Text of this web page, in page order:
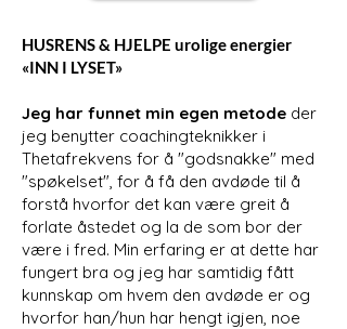
HUSRENS & HJELPE urolige energier
«INN I LYSET»
Jeg har funnet min egen metode der
jeg benytter coachingteknikker i
Thetafrekvens for å "godsnakke" med
"spøkelset", for å få den avdøde til å
forstå hvorfor det kan være greit å
forlate åstedet og la de som bor der
være i fred. Min erfaring er at dette har
fungert bra og jeg har samtidig fått
kunnskap om hvem den avdøde er og
hvorfor han/hun har hengt igjen, noe